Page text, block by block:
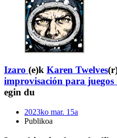
Izaro (e)k Karen Twelves
improvisación para juegos
egin du
2023ko mar. 15a
Publikoa